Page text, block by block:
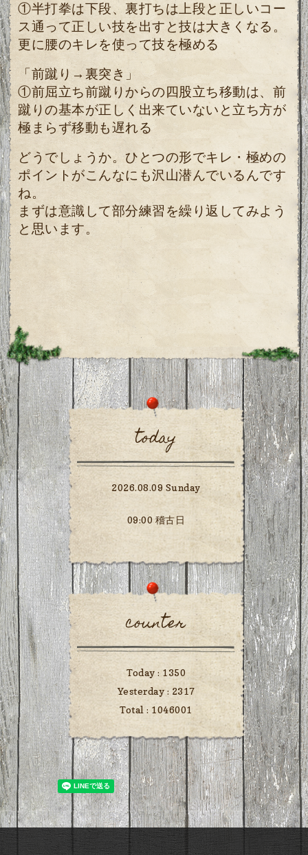
①半打拳は下段、裏打ちは上段と正しいコー
ス通って正しい技を出すと技は大きくなる。
更に腰のキレを使って技を極める
「前蹴り→裏突き 」
①前屈立ち前蹴りからの四股立ち移動は、前
蹴りの基本が正しく出来ていないと立ち方が
極まらず移動も遅れる
どうでしょうか。ひとつの形でキレ・極めの
ポイントがこんなにも沢山潜んでいるんです
ね。
まずは意識して部分練習を繰り返してみよう
と思います。
today
2026.08.09 Sunday
09:00 稽古日
counter
Today : 1350
Yesterday : 2317
Total : 1046001